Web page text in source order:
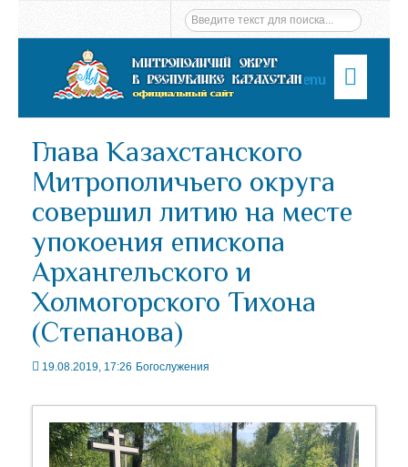
Menu
Глава Казахстанского
Митрополичьего округа
совершил литию на месте
упокоения епископа
Архангельского и
Холмогорского Тихона
(Степанова)
19.08.2019, 17:26 Богослужения